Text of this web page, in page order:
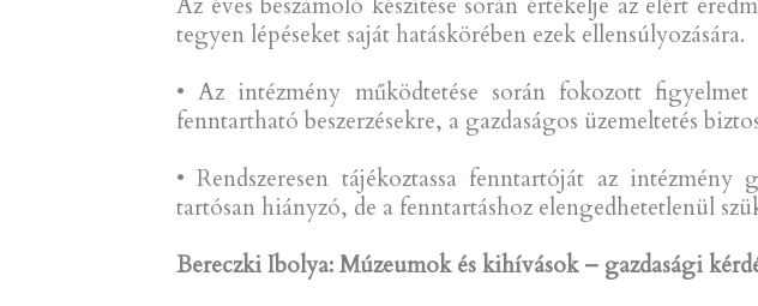
tegyen lépéseket saját hatáskörében ezek ellensúlyozására.
• Az intézmény működtetése során fokozott
fenntartható beszerzésekre, a gazdaságos üzemeltetés
• Rendszeresen tájékoztassa fenntartóját az intézmény
tartósan hiányzó, de a fenntartáshoz elengedhetetlenül
Bereczki Ibolya: Múzeumok és kihívások – gazdasági